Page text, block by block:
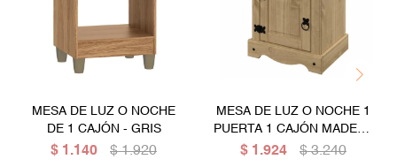
MESA DE LUZ O NOCHE
DE 1 CAJÓN - GRIS
$ 1.140 $ 1.920
MESA DE LUZ O NOCHE 1
PUERTA 1 CAJÓN MADERA
MACIZA EN LÍNEA
$ 1.924 $ 3.240